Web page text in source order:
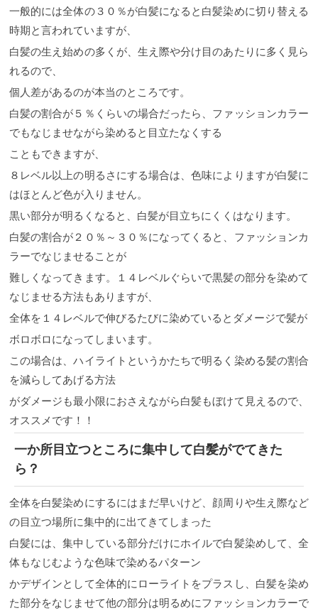
一般的には全体の３０％が白髪になると白髪染めに切り替える
時期と言われていますが、
白髪の生え始めの多くが、生え際や分け目のあたりに多く見ら
れるので、
個人差があるのが本当のところです。
白髪の割合が５％くらいの場合だったら、ファッションカラー
でもなじませながら染めると目立たなくする
こともできますが、
８レベル以上の明るさにする場合は、色味によりますが白髪に
はほとんど色が入りません。
黒い部分が明るくなると、白髪が目立ちにくくはなります。
白髪の割合が２０％～３０％になってくると、ファッションカ
ラーでなじませることが
難しくなってきます。１４レベルぐらいで黒髪の部分を染めて
なじませる方法もありますが、
全体を１４レベルで伸びるたびに染めているとダメージで髪が
ボロボロになってしまいます。
この場合は、ハイライトというかたちで明るく染める髪の割合
を減らしてあげる方法
がダメージも最小限におさえながら白髪もぼけて見えるので、
オススメです！！
一か所目立つところに集中して白髪がでてきた
ら？
全体を白髪染めにするにはまだ早いけど、顔周りや生え際など
の目立つ場所に集中的に出てきてしまった
白髪には、集中している部分だけにホイルで白髪染めして、全
体もなじむような色味で染めるパターン
かデザインとして全体的にローライトをプラスし、白髪を染め
た部分をなじませて他の部分は明るめにファッションカラーで